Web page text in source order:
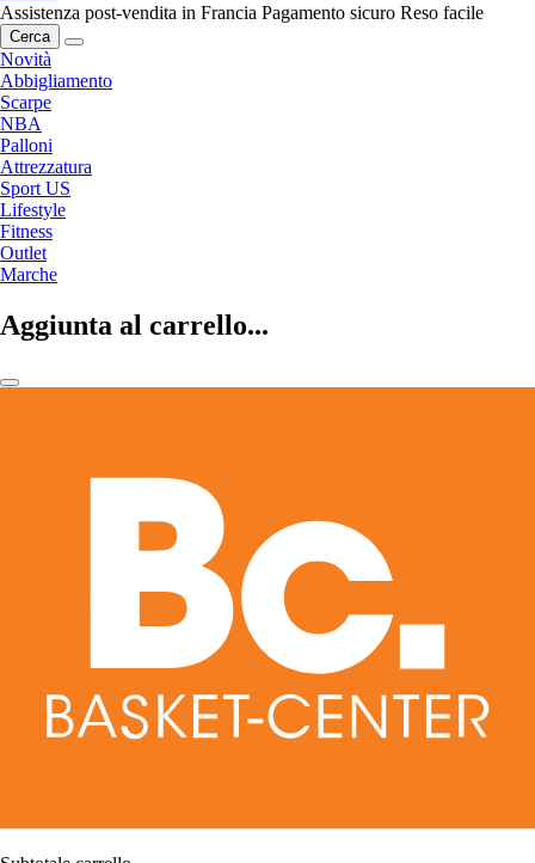
Assistenza post-vendita in Francia Pagamento sicuro Reso facile
Cerca
Novità
Abbigliamento
Scarpe
NBA
Palloni
Attrezzatura
Sport US
Lifestyle
Fitness
Outlet
Marche
Aggiunta al carrello...